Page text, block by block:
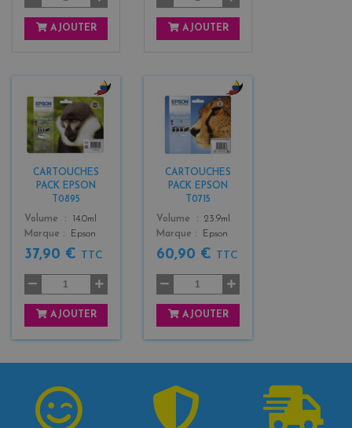
AJOUTER AJOUTER
CARTOUCHES
PACK EPSON
T0895
Color
b
l
a
c
k
+
Volume
14.0ml
Marque
Epson
37,90 € TTC
AJOUTER
CARTOUCHES
PACK EPSON
T0715
Color
b
l
a
c
k
+
Volume
23.9ml
Marque
Epson
60,90 € TTC
AJOUTER